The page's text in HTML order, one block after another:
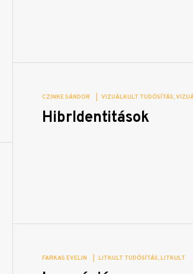
CZINKE SÁNDOR VIZUÁLKULT TUDÓSÍTÁS
HibrIdentitások
FARKAS EVELIN LITKULT TUDÓSÍTÁS LITKULT